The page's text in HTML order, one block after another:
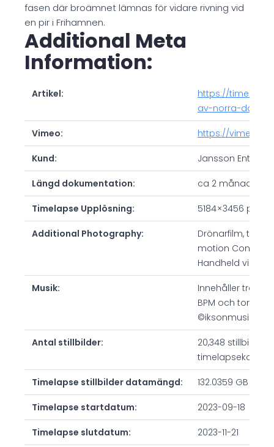
fasen där broämnet lämnas för vidare rivning vid
en pir i Frihamnen.
Additional Meta
Information:
Artikel:
https://
av-norra-
Vimeo: https://
Kund: Jansson
Längd dokumentation: ca 2 månader
Timelapse Upplösning: 5184 × 3456 pixlar
Additional Photography:
Drönarfilm,
motion
Handheld video
Musik:
Innehåller tre
BPM och tonart.
©iksonmusic
Antal stillbilder:
20,348 stillbilder
Timelapse stillbilder datamängd: 132.0359 GB
Timelapse startdatum: 2023-09-18
Timelapse slutdatum: 2023-11-21